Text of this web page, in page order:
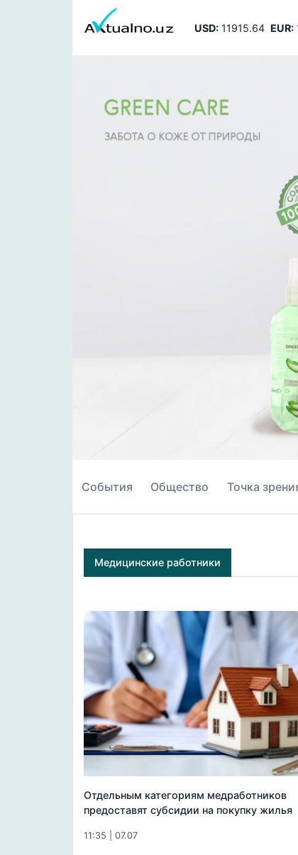
USD:11915.64 EUR:
События Общество Точка
Медицинские работники
Отдельным категориям медработников
предоставят субсидии на покупку жилья
11:35 | 07.07